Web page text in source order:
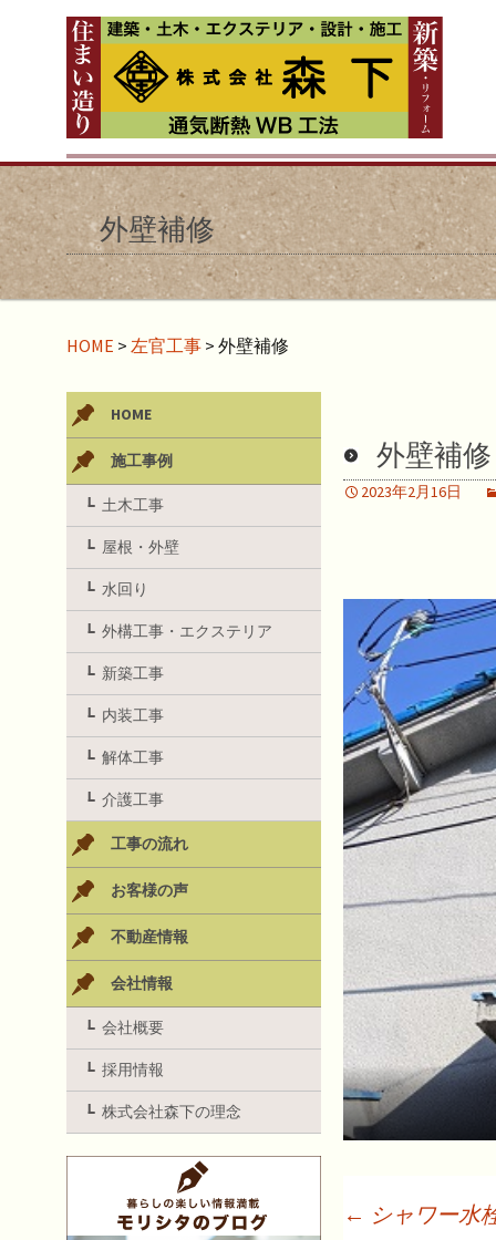
外壁補修
HOME > 左官工事 > 外壁補修
外壁補修
2023年2月16日
← シャワー水
HOME
施工事例
土木工事
屋根・外壁
水回り
外構工事・エクステリア
新築工事
内装工事
解体工事
介護工事
工事の流れ
お客様の声
不動産情報
会社情報
会社概要
採用情報
株式会社森下の理念